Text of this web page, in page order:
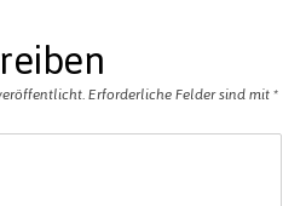
Erforderliche Felder sind mit *